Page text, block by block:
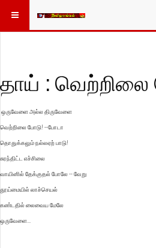
தாய் :
ஒருவேளை அல்ல திருவேளை
வெற்றிலை போடு! --போடா
தொதுக்கலும் நல்லஏற் பாடு!
சுரந்திட்ட எச்சிலை
வாயினில் தேக்குதல் போலே -- வேறு
தூய்மையில் லாச்செயல்
கண்டதில் லைவைய மேலே
ஒருவேளை...